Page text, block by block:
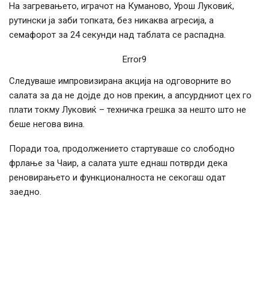
На загревањето, играчот на Куманово, Урош Луковиќ,
рутински ја заби топката, без никаква агресија, а
семафорот за 24 секунди над таблата се распадна.
Error9
Следуваше импровизирана акција на одговорните во
салата за да не дојде до нов прекин, а апсурдниот цех го
плати токму Луковиќ – техничка грешка за нешто што не
беше негова вина.
Поради тоа, продолжението стартуваше со слободно
фрлање за Чаир, а салата уште еднаш потврди дека
реновирањето и функционалноста не секогаш одат
заедно.